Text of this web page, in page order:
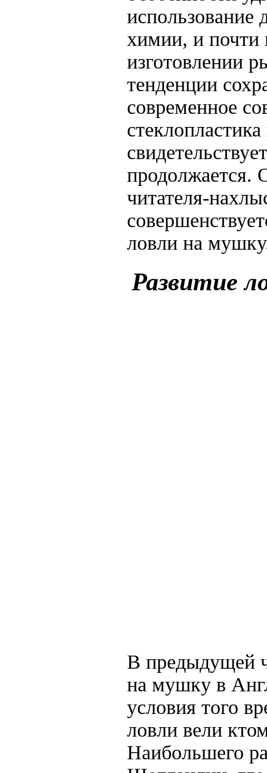
использование
химии, и почти
изготовлении
тенденции
современное
продолжается.
читателя-
ловли на
Развитие
В предыдущей
на мушку в
условия того
ловли вели
Наибольшего